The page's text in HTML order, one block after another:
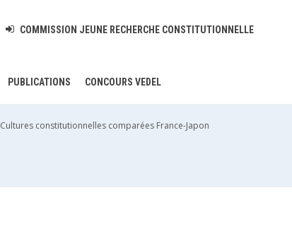
COMMISSION JEUNE RECHERCHE CONSTITUTIONNELLE
PUBLICATIONS CONCOURS VEDEL
Cultures constitutionnelles comparées France-Japon